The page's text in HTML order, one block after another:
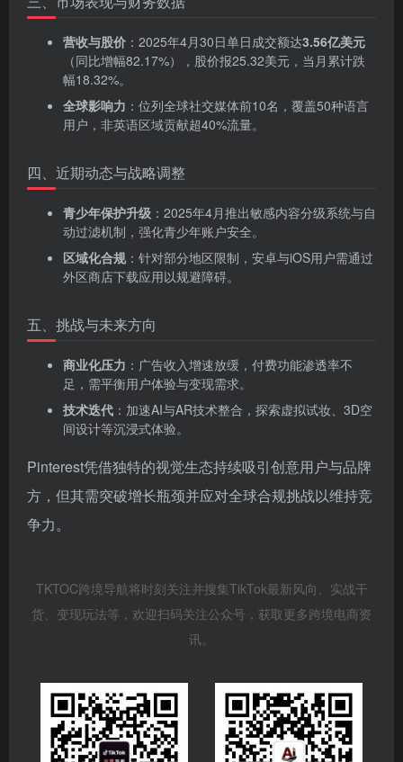
营收与股价 ‌：2025年4月30日单日成交额达‌3.56亿美元
（同比增幅82.17%），股价报25.32美元，当月累计跌
幅18.32%。
全球影响力 ‌：位列全球社交媒体前10名，覆盖50种语言
用户，非英语区域贡献超40%流量。
四、近期动态与战略调整
青少年保护升级 ‌：2025年4月推出敏感内容分级系统与自
动过滤机制，强化青少年账户安全。
区域化合规‌：针对部分地区限制，安卓与iOS用户需通过
外区商店下载应用以规避障碍。
五、挑战与未来方向
商业化压力 ‌：广告收入增速放缓，付费功能渗透率不
足，需平衡用户体验与变现需求。
技术迭代 ‌：加速AI与AR技术整合，探索虚拟试妆、3D空
间设计等沉浸式体验。
Pinterest凭借独特的视觉生态持续吸引创意用户与品牌
方，但其需突破增长瓶颈并应对全球合规挑战以维持竞
争力。
TKTOC跨境导航将时刻关注并搜集TikTok最新风向、实战干
货、变现玩法等，欢迎扫码关注公众号，获取更多跨境电商资
讯。